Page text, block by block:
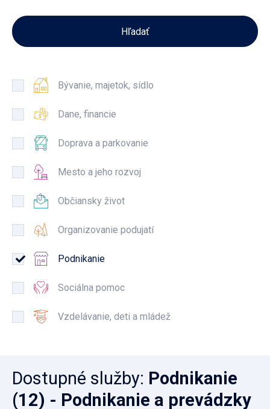
Bývanie, majetok, sídlo
Dane, financie
Doprava a parkovanie
Mesto a jeho rozvoj
Občiansky život
Organizovanie podujatí
Podnikanie
Sociálna pomoc
Vzdelávanie, deti a mládež
Dostupné služby: Podnikanie
(12) - Podnikanie a prevádzky